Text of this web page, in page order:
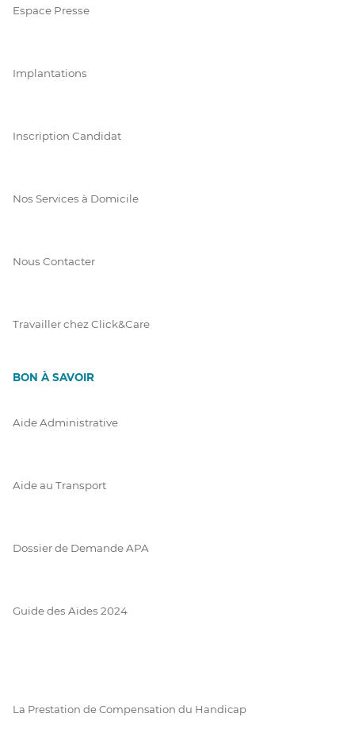
Espace Presse
Implantations
Inscription Candidat
Nos Services à Domicile
Nous Contacter
Travailler chez Click&Care
BON À SAVOIR
Aide Administrative
Aide au Transport
Dossier de Demande APA
Guide des Aides 2024
La Prestation de Compensation du Handicap